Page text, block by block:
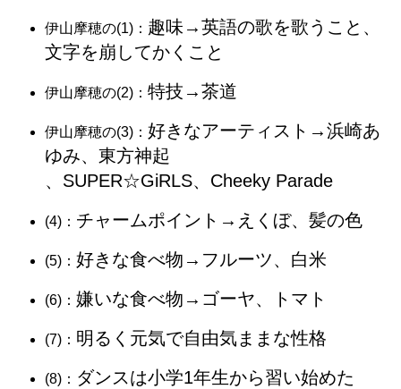
伊山摩穂の(1)： 趣味→英語の歌を歌うこと、
文字を崩してかくこと
伊山摩穂の(2)： 特技→茶道
伊山摩穂の(3)： 好きなアーティスト→浜崎あ
ゆみ、東方神起
、SUPER☆GiRLS、Cheeky Parade
(4)： チャームポイント→えくぼ、髪の色
(5)： 好きな食べ物→フルーツ、白米
(6)： 嫌いな食べ物→ゴーヤ、トマト
(7)： 明るく元気で自由気ままな性格
(8)： ダンスは小学1年生から習い始めた